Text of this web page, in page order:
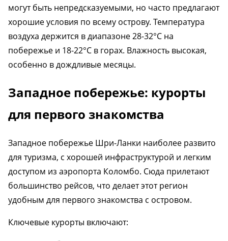
могут быть непредсказуемыми, но часто предлагают
хорошие условия по всему острову. Температура
воздуха держится в диапазоне 28-32°C на
побережье и 18-22°C в горах. Влажность высокая,
особенно в дождливые месяцы.
Западное побережье: курорты
для первого знакомства
Западное побережье Шри-Ланки наиболее развито
для туризма, с хорошей инфраструктурой и легким
доступом из аэропорта Коломбо. Сюда прилетают
большинство рейсов, что делает этот регион
удобным для первого знакомства с островом.
Ключевые курорты включают: